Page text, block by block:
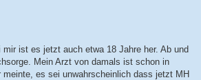
ist es jetzt auch etwa 18 Jahre her. Ab und
Mein Arzt von damals ist schon in
meinte, es sei unwahrscheinlich dass jetzt MH